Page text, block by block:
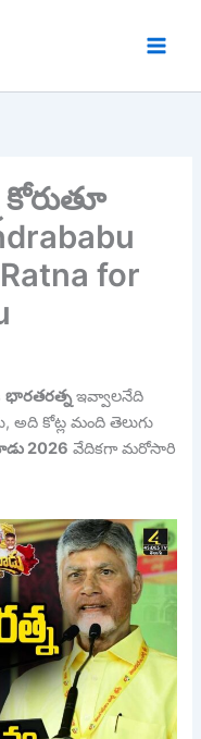
కోరుతూ
for
భారతరత్నఇవ్వాలనేది
కోట్ల మంది తెలుగు
2026 వేదికగా మరోసారి